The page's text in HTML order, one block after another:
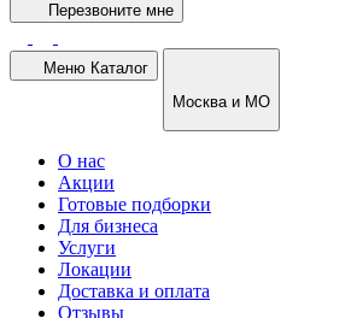
Перезвоните мне
Меню Каталог
Москва и МО
О нас
Акции
Готовые подборки
Для бизнеса
Услуги
Локации
Доставка и оплата
Отзывы